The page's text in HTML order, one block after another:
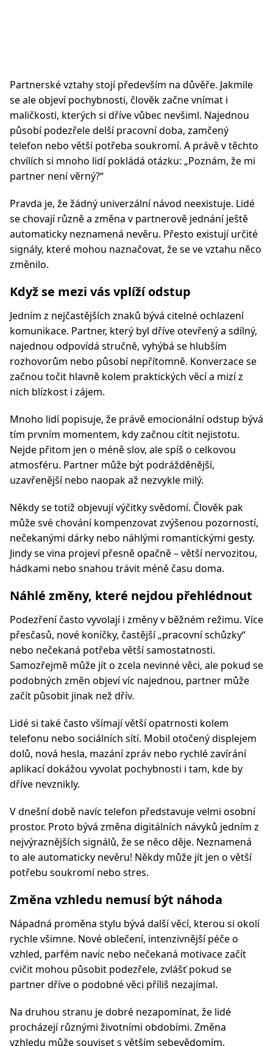
Partnerské vztahy stojí především na důvěře. Jakmile
se ale objeví pochybnosti, člověk začne vnímat i
maličkosti, kterých si dříve vůbec nevšiml. Najednou
působí podezřele delší pracovní doba, zamčený
telefon nebo větší potřeba soukromí. A právě v těchto
chvílích si mnoho lidí pokládá otázku: „Poznám, že mi
partner není věrný?“
Pravda je, že žádný univerzální návod neexistuje. Lidé
se chovají různě a změna v partnerově jednání ještě
automaticky neznamená nevěru. Přesto existují určité
signály, které mohou naznačovat, že se ve vztahu něco
změnilo.
Když se mezi vás vplíží odstup
Jedním z nejčastějších znaků bývá citelné ochlazení
komunikace. Partner, který byl dříve otevřený a sdílný,
najednou odpovídá stručně, vyhýbá se hlubším
rozhovorům nebo působí nepřítomně. Konverzace se
začnou točit hlavně kolem praktických věcí a mizí z
nich blízkost i zájem.
Mnoho lidí popisuje, že právě emocionální odstup bývá
tím prvním momentem, kdy začnou cítit nejistotu.
Nejde přitom jen o méně slov, ale spíš o celkovou
atmosféru. Partner může být podrážděnější,
uzavřenější nebo naopak až nezvykle milý.
Někdy se totiž objevují výčitky svědomí. Člověk pak
může své chování kompenzovat zvýšenou pozorností,
nečekanými dárky nebo náhlými romantickými gesty.
Jindy se vina projeví přesně opačně – větší nervozitou,
hádkami nebo snahou trávit méně času doma.
Náhlé změny, které nejdou přehlédnout
Podezření často vyvolají i změny v běžném režimu. Více
přesčasů, nové koníčky, častější „pracovní schůzky“
nebo nečekaná potřeba větší samostatnosti.
Samozřejmě může jít o zcela nevinné věci, ale pokud se
podobných změn objeví víc najednou, partner může
začít působit jinak než dřív.
Lidé si také často všímají větší opatrnosti kolem
telefonu nebo sociálních sítí. Mobil otočený displejem
dolů, nová hesla, mazání zpráv nebo rychlé zavírání
aplikací dokážou vyvolat pochybnosti i tam, kde by
dříve nevznikly.
V dnešní době navíc telefon představuje velmi osobní
prostor. Proto bývá změna digitálních návyků jedním z
nejvýraznějších signálů, že se něco děje. Neznamená
to ale automaticky nevěru! Někdy může jít jen o větší
potřebu soukromí nebo stres.
Změna vzhledu nemusí být náhoda
Nápadná proměna stylu bývá další věcí, kterou si okolí
rychle všimne. Nové oblečení, intenzivnější péče o
vzhled, parfém navíc nebo nečekaná motivace začít
cvičit mohou působit podezřele, zvlášť pokud se
partner dříve o podobné věci příliš nezajímal.
Na druhou stranu je dobré nezapomínat, že lidé
procházejí různými životními obdobími. Změna
vzhledu může souviset s větším sebevědomím,